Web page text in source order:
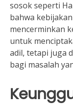
sosok seperti
bahwa
mencerminkan
untuk
adil, tetapi juga
bagi masalah